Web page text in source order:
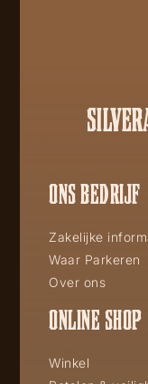
ONS BEDRIJF
Zakelijke
Waar Parkeren
Over ons
ONLINE SHOP
Winkel